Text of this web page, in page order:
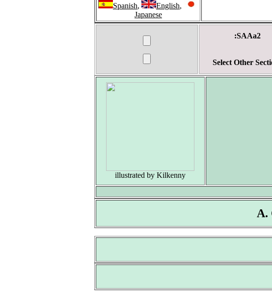
Spanish, English,
Japanese
:SAAa2
Select Other
illustrated by Kilkenny
A.